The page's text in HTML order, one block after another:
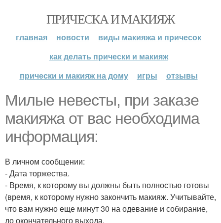
ПРИЧЕСКА И МАКИЯЖ
главная новости
виды макияжа и причесок
как делать прически и макияж
прически и макияж на дому
игры отзывы
Милые невесты, при заказе
макияжа от вас необходима
информация:
В личном сообщении:
- Дата торжества.
- Время, к которому вы должны быть полностью готовы
(время, к которому нужно закончить макияж. Учитывайте,
что вам нужно еще минут 30 на одевание и собирание,
до окончательного выхода.